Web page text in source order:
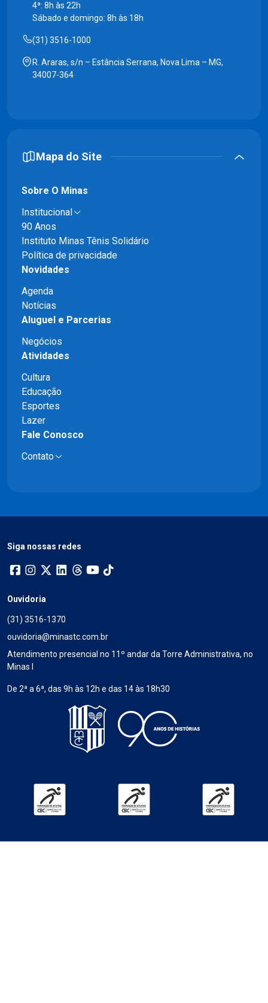
4ª: 8h às 22h
Sábado e domingo: 8h às 18h
(31) 3516-1000
R. Araras, s/n – Estância Serrana, Nova Lima – MG,
34007-364
Mapa do Site
Sobre O Minas
Institucional
90 Anos
Instituto Minas Tênis Solidário
Política de privacidade
Novidades
Agenda
Notícias
Aluguel e Parcerias
Negócios
Atividades
Cultura
Educação
Esportes
Lazer
Fale Conosco
Contato
Siga nossas redes
Ouvidoria
(31) 3516-1370
ouvidoria@minastc.com.br
Atendimento presencial no 11º andar da Torre Administrativa, no
Minas I
De 2ª a 6ª, das 9h às 12h e das 14 às 18h30